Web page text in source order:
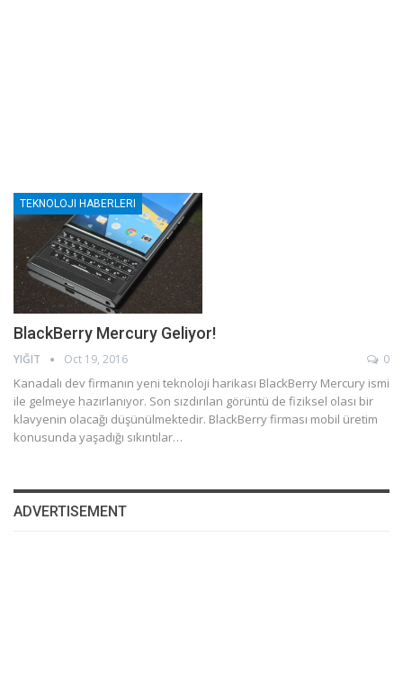
TEKNOLOJI HABERLERI
BlackBerry Mercury Geliyor!
YIĞIT Oct 19, 2016 0
Kanadalı dev firmanın yeni teknoloji harikası BlackBerry Mercury ismi
ile gelmeye hazırlanıyor. Son sızdırılan görüntü de fiziksel olası bir
klavyenin olacağı düşünülmektedir. BlackBerry firması mobil üretim
konusunda yaşadığı sıkıntılar…
ADVERTISEMENT